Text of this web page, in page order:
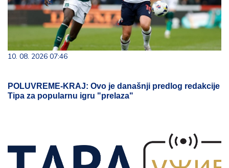
10. 08. 2026 07:46
POLUVREME-KRAJ: Ovo je današnji predlog redakcije
Tipa za popularnu igru "prelaza"